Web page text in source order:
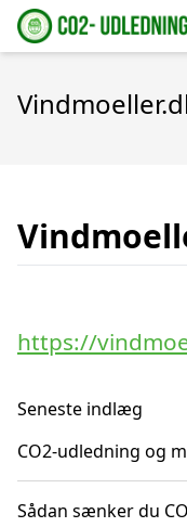
https://
Seneste indlæg
CO2-udledning og
Sådan sænker du